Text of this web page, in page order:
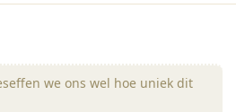
we ons wel hoe uniek dit